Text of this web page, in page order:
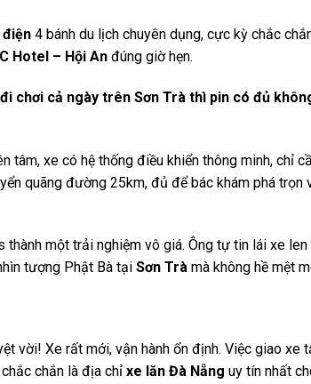
4 bánh du lịch chuyên dụng, cực kỳ chắc
Hotel – Hội An đúng giờ hẹn.
chơi cả ngày trên Sơn Trà thì pin có đủ
tâm, xe có hệ thống điều khiển thông minh, chỉ
quãng đường 25km, đủ để bác khám phá trọn
thành một trải nghiệm vô giá. Ông tự tin lái xe
tượng Phật Bà tại Sơn Trà mà không hề mệt
vời! Xe rất mới, vận hành ổn định. Việc giao xe
chắn là địa chỉ xe lăn Đà Nẵng uy tín nhất